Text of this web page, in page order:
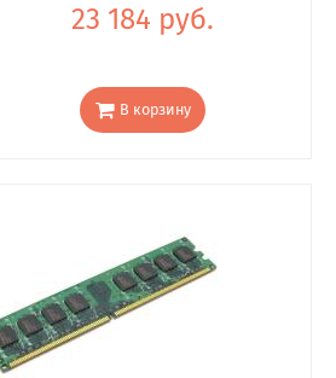
23 184 руб.
В корзину